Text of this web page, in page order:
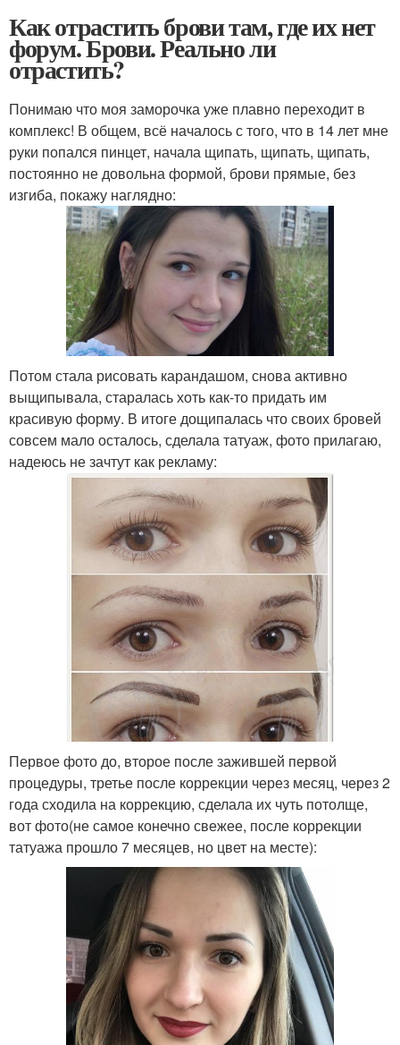
Как отрастить брови там, где их нет
форум. Брови. Реально ли
отрастить?
Понимаю что моя заморочка уже плавно переходит в
комплекс! В общем, всё началось с того, что в 14 лет мне
руки попался пинцет, начала щипать, щипать, щипать,
постоянно не довольна формой, брови прямые, без
изгиба, покажу наглядно:
Потом стала рисовать карандашом, снова активно
выщипывала, старалась хоть как-то придать им
красивую форму. В итоге дощипалась что своих бровей
совсем мало осталось, сделала татуаж, фото прилагаю,
надеюсь не зачтут как рекламу:
Первое фото до, второе после зажившей первой
процедуры, третье после коррекции через месяц, через 2
года сходила на коррекцию, сделала их чуть потолще,
вот фото(не самое конечно свежее, после коррекции
татуажа прошло 7 месяцев, но цвет на месте):